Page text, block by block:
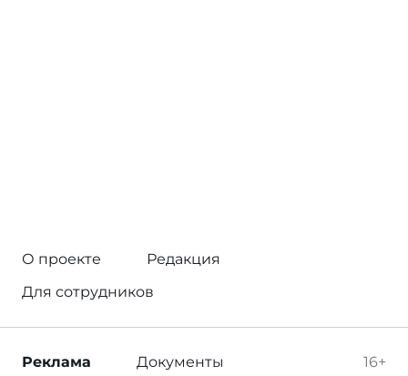
О проекте
Редакция
Для сотрудников
16+
Реклама Документы